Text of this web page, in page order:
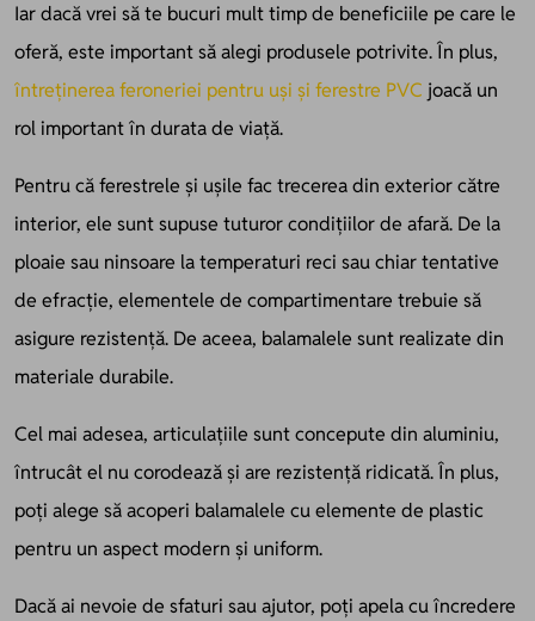
Iar dacă vrei să te bucuri mult timp de beneficiile pe care le
oferă, este important să alegi produsele potrivite. În plus,
întreținerea feroneriei pentru uși și ferestre PVC joacă un
rol important în durata de viață.
Pentru că ferestrele și ușile fac trecerea din exterior către
interior, ele sunt supuse tuturor condițiilor de afară. De la
ploaie sau ninsoare la temperaturi reci sau chiar tentative
de efracție, elementele de compartimentare trebuie să
asigure rezistență. De aceea, balamalele sunt realizate din
materiale durabile.
Cel mai adesea, articulațiile sunt concepute din aluminiu,
întrucât el nu corodează și are rezistență ridicată. În plus,
poți alege să acoperi balamalele cu elemente de plastic
pentru un aspect modern și uniform.
Dacă ai nevoie de sfaturi sau ajutor, poți apela cu încredere